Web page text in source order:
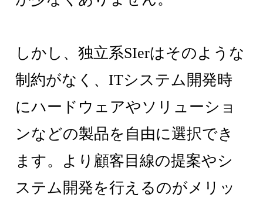
しかし、独立系SIerはそのような
制約がなく、ITシステム開発時
にハードウェアやソリューショ
ンなどの製品を自由に選択でき
ます。より顧客目線の提案やシ
ステム開発を行えるのがメリッ